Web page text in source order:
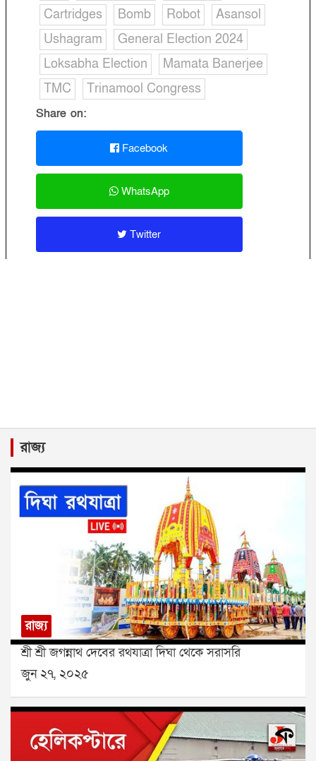
Cartridges
Bomb Robot
Asansol
Ushagram
General Election 2024
Loksabha Election
Mamata Banerjee
TMC
Trinamool Congress
Share on:
Facebook
WhatsApp
Twitter
রাজ্য
রাজ্য
শ্রী শ্রী জগন্নাথ দেবের রথযাত্রা দিঘা থেকে সরাসরি
জুন ২৭, ২০২৫